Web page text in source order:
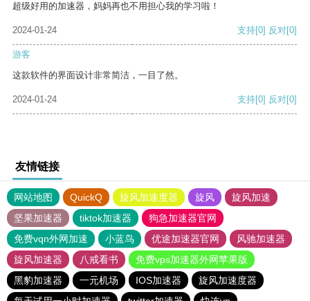
超级好用的加速器，妈妈再也不用担心我的学习啦！
2024-01-24 支持[0] 反对[0]
游客
这款软件的界面设计非常简洁，一目了然。
2024-01-24 支持[0] 反对[0]
友情链接
网站地图 QuickQ 旋风加速度器 旋风
旋风加速
坚果加速器
tiktok加速器
狗急加速器官网
免费vqn外网加速
小蓝鸟 优途加速器官网
风驰加速器
旋风加速器
八戒看书
免费vps加速器外网苹果版
黑豹加速器
一元机场 IOS加速器
旋风加速度器